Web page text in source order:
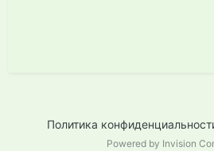
Политика
Powered by Invision